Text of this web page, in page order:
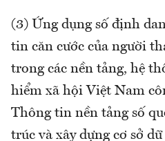
(3) Ứng dụng số định
tin căn cước của người
trong các nền tảng, hệ
hiểm xã hội Việt Nam
Thông tin nền tảng số
trúc và xây dựng cơ sở